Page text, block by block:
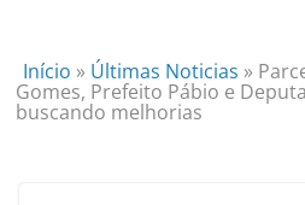
Início » Últimas Noticias »
Gomes, Prefeito Pábio e
buscando melhorias